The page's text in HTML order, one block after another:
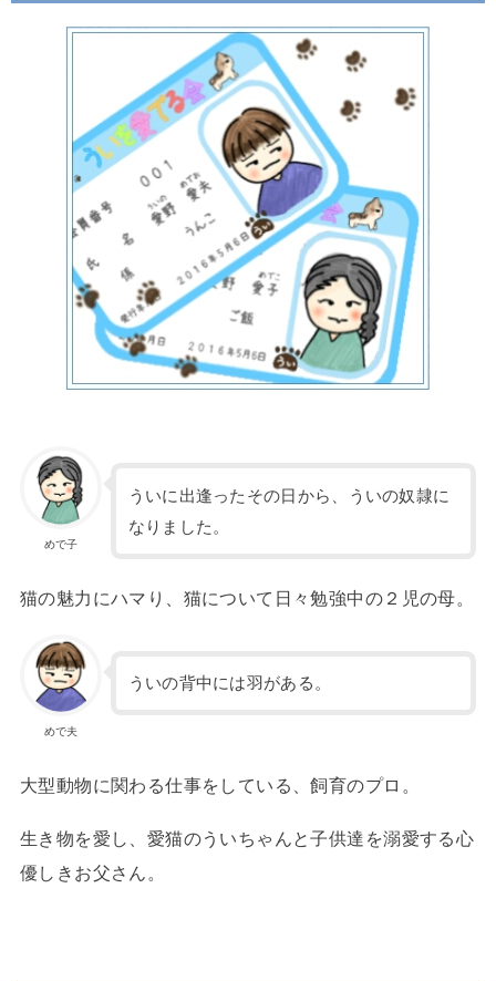
めで子
ういに出逢ったその日から、ういの奴隷に
なりました。
猫の魅力にハマり、猫について日々勉強中の２児の母。
めで夫
ういの背中には羽がある。
大型動物に関わる仕事をしている、飼育のプロ。
生き物を愛し、愛猫のういちゃんと子供達を溺愛する心
優しきお父さん。